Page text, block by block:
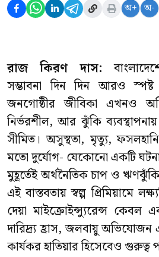
অ+ অ-
রাজ কিরণ দাস:
সম্ভাবনা দিন দিন আরও
জনগোষ্ঠীর জীবিকা এখনও
নির্ভরশীল, আর ঝুঁকি ব্যবস্থাপনায়
সীমিত। অসুস্থতা, মৃত্যু,
মতো দুর্যোগ- যেকোনো একটি
মুহূর্তেই অর্থনৈতিক চাপ ও
এই বাস্তবতায় স্বল্প প্রিমিয়ামে
দেয়া মাইক্রোইন্স্যুরেন্স
দারিদ্র্য হ্রাস, জলবায়ু অভিযোজন
কার্যকর হাতিয়ার হিসেবেও গুরুত্ব